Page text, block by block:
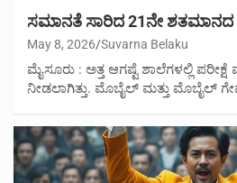
ಸಮಾನತೆ ಸಾರಿದ 21ನೇ ಶತಮಾನದ
May 8, 2026 Suvarna Belaku
ಮೈಸೂರು : ಅತ್ತ ಆಗಷ್ಟೆ ಶಾಲೆಗಳಲ್ಲಿ
ನೀಡಲಾಗಿತ್ತು. ಮೊಬೈಲ್ ಮತ್ತು ಮೊಬೈಲ್